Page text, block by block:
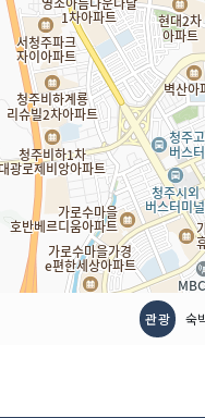
관광 숙